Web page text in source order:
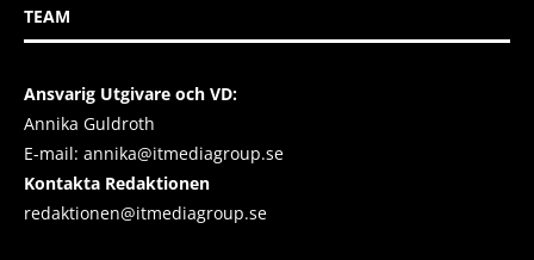
TEAM
Ansvarig Utgivare och VD:
Annika Guldroth
E-mail: annika@itmediagroup.se
Kontakta Redaktionen
redaktionen@itmediagroup.se